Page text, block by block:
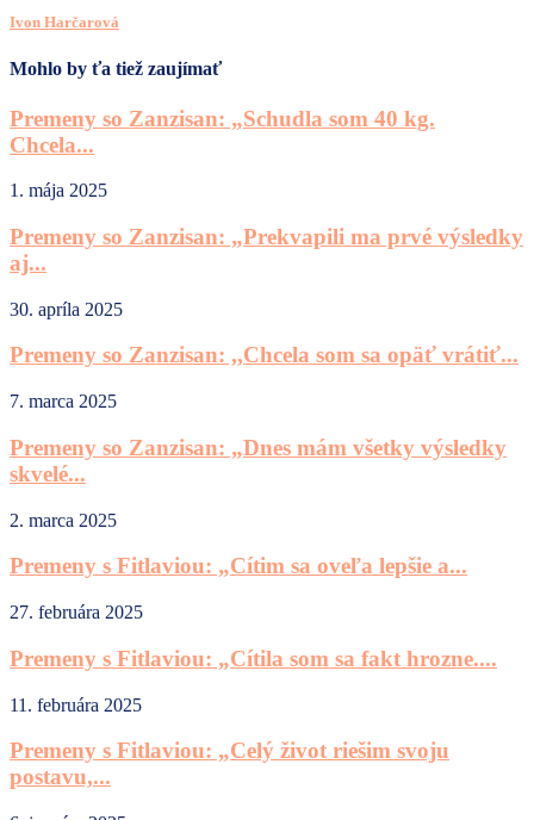
Ivon Harčarová
Mohlo by ťa tiež zaujímať
Premeny so Zanzisan: „Schudla som 40 kg.
Chcela...
1. mája 2025
Premeny so Zanzisan: „Prekvapili ma prvé výsledky
aj...
30. apríla 2025
Premeny so Zanzisan: ,,Chcela som sa opäť vrátiť...
7. marca 2025
Premeny so Zanzisan: „Dnes mám všetky výsledky
skvelé...
2. marca 2025
Premeny s Fitlaviou: „Cítim sa oveľa lepšie a...
27. februára 2025
Premeny s Fitlaviou: „Cítila som sa fakt hrozne....
11. februára 2025
Premeny s Fitlaviou: „Celý život riešim svoju
postavu,...